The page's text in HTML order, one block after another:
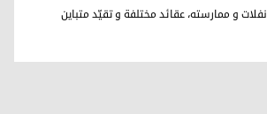
و ممارسته، عقائد مختلفة و تقيّد متباين